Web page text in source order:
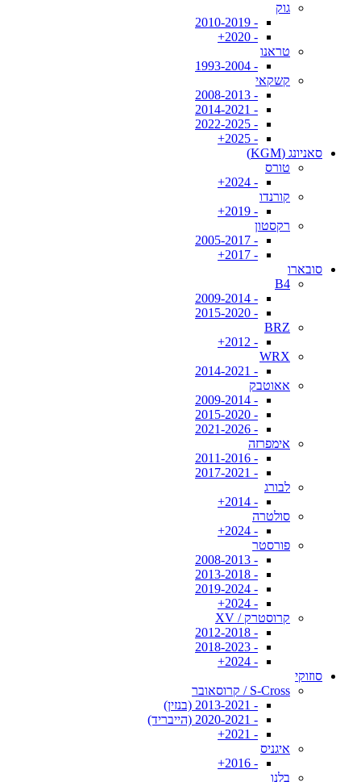
גוק
- 2010-2019
- 2020+
טראנו
- 1993-2004
קשקאי
- 2008-2013
- 2014-2021
- 2022-2025
- 2025+
סאניונג (KGM)
טורס
- 2024+
קורנדו
- 2019+
רקסטון
- 2005-2017
- 2017+
סובארו
B4
- 2009-2014
- 2015-2020
BRZ
- 2012+
WRX
- 2014-2021
אאוטבק
- 2009-2014
- 2015-2020
- 2021-2026
אימפרזה
- 2011-2016
- 2017-2021
לבורג
- 2014+
סולטרה
- 2024+
פורסטר
- 2008-2013
- 2013-2018
- 2019-2024
- 2024+
קרוסטרק / XV
- 2012-2018
- 2018-2023
- 2024+
סוזוקי
S-Cross / קרוסאובר
- 2013-2021 (בנזין)
- 2020-2021 (הייבריד)
- 2021+
איגניס
- 2016+
בלנו